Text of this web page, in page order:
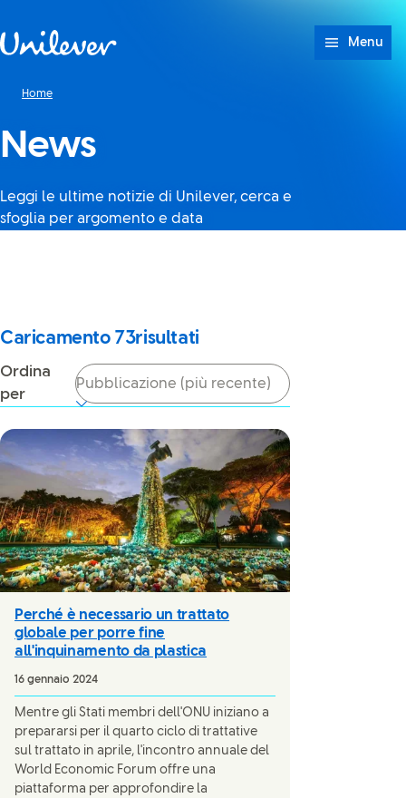
Menu
Home
News
Leggi le ultime notizie di Unilever, cerca e
sfoglia per argomento e data
Caricamento 73risultati
Ordina
per
Perché è necessario un trattato
globale per porre fine
all'inquinamento da plastica
16 gennaio 2024
Mentre gli Stati membri dell'ONU iniziano a
prepararsi per il quarto ciclo di trattative
sul trattato in aprile, l'incontro annuale del
World Economic Forum offre una
piattaforma per approfondire la